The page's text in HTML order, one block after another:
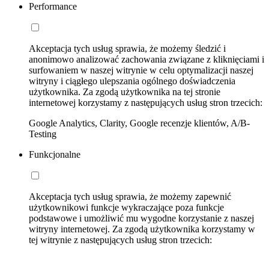
Performance
Akceptacja tych usług sprawia, że możemy śledzić i
anonimowo analizować zachowania związane z kliknięciami i
surfowaniem w naszej witrynie w celu optymalizacji naszej
witryny i ciągłego ulepszania ogólnego doświadczenia
użytkownika. Za zgodą użytkownika na tej stronie
internetowej korzystamy z następujących usług stron trzecich:
Google Analytics, Clarity, Google recenzje klientów, A/B-
Testing
Funkcjonalne
Akceptacja tych usług sprawia, że możemy zapewnić
użytkownikowi funkcje wykraczające poza funkcje
podstawowe i umożliwić mu wygodne korzystanie z naszej
witryny internetowej. Za zgodą użytkownika korzystamy w
tej witrynie z następujących usług stron trzecich: